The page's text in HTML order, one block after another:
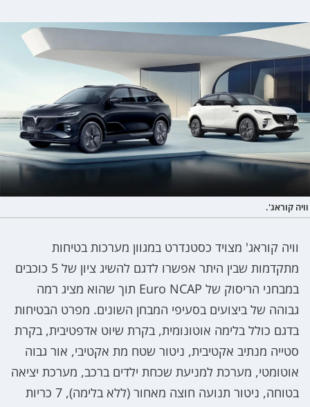
וויה קוראג'.
וויה קוראג' מצויד כסטנדרט במגוון מערכות בטיחות
מתקדמות שבין היתר אפשרו לדגם להשיג ציון של 5 כוכבים
במבחני הריסוק של Euro NCAP תוך שהוא מציג רמה
גבוהה של ביצועים בסעיפי המבחן השונים. מפרט הבטיחות
בדגם כולל בלימה אוטונומית, בקרת שיוט אדפטיבית, בקרת
סטייה מנתיב אקטיבית, ניטור שטח מת אקטיבי, אור גבוה
אוטומטי, מערכת למניעת שכחת ילדים ברכב, מערכת יציאה
בטוחה, ניטור תנועה חוצה מאחור (ללא בלימה), 7 כריות